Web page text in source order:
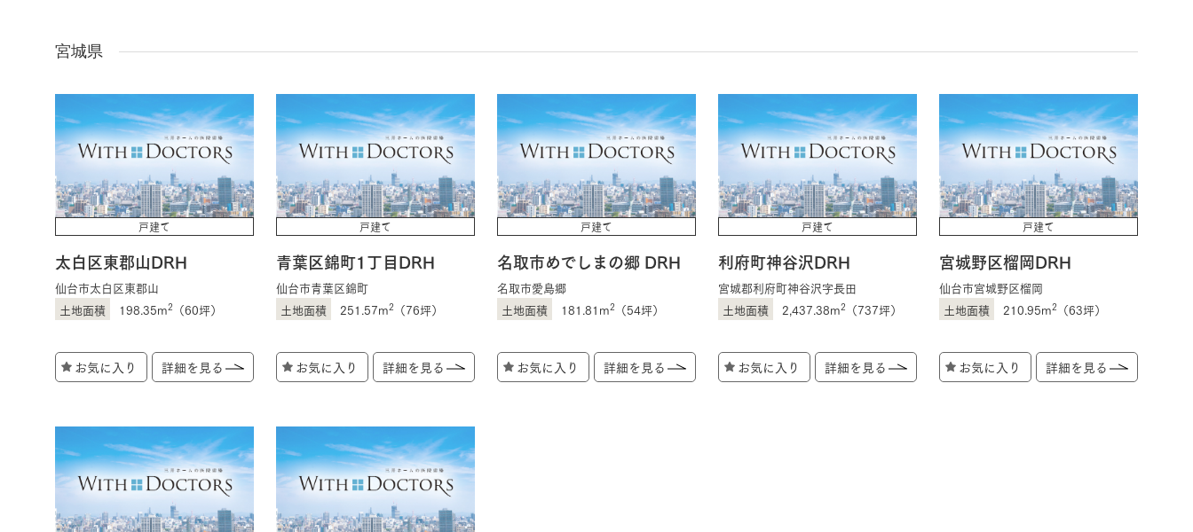
建築実例 デザイン 全館空調 MOCX WALL工法のテク
ノロジー
お住まいづくりガイド ㎥設計 三井ホームワールド 長期保証
共働き家族 子育て家族 多世帯家族
3・4階建て 平屋 賃貸併用住宅 店舗併用住宅
モデルハウス紹介 カタログ請求
宮城県
戸建て
太白区東郡山DRH
仙台市太白区東郡山
198.35m2 （60坪）
お気に入り 詳細を見る
戸建て
青葉区錦町1丁目DRH
仙台市青葉区錦町
251.57m2 （76坪）
お気に入り 詳細を見る
戸建て
名取市めでしまの郷 DRH
名取市愛島郷
181.81m2 （54坪）
お気に入り 詳細を見る
戸建て
利府町神谷沢DRH
宮城郡利府町神谷沢字長田
2,437.38m2 （737坪）
お気に入り 詳細を見る
戸建て
宮城野区榴岡DRH
仙台市宮城野区榴岡
210.95m2 （63坪）
お気に入り 詳細を見る